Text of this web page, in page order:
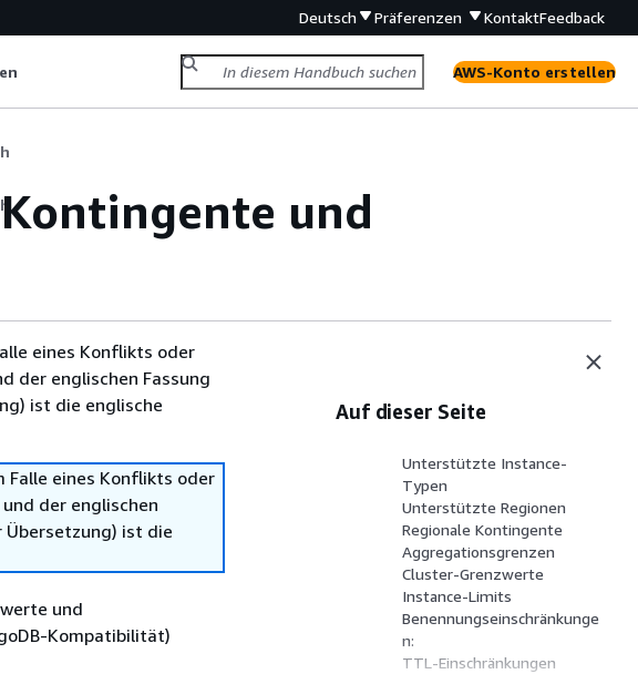
Deutsch Präferenzen KontaktFeedback
AWS-Konto erstellen
und
eines Konflikts oder
der englischen Fassung
ist die englische
Falle eines Konflikts oder
der englischen
Übersetzung) ist die
und
Kompatibilität)
Auf dieser Seite
Unterstützte Instance-
Typen
Unterstützte Regionen
Regionale Kontingente
Aggregationsgrenzen
Cluster-Grenzwerte
Instance-Limits
Benennungseinschränkunge
n:
TTL-Einschränkungen